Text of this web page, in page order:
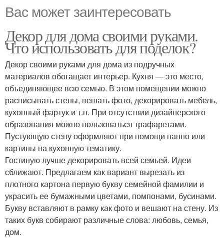
Вас может заинтересовать
Декор для дома своими руками.
Что использовать для поделок?
Декор своими руками для дома из подручных
материалов обогащает интерьер. Кухня — это место,
объединяющее всю семью. В этом помещении можно
расписывать стены, вешать фото, декорировать мебель,
кухонный фартук и т.п. При отсутствии дизайнерского
образования можно пользоваться трафаретами.
Пустующую стену оформляют при помощи панно или
картины на кухонную тематику.
Гостиную лучше декорировать всей семьей. Идеи
сближают. Предлагаем как вариант вырезать из
плотного картона первую букву семейной фамилии и
украсить ее бумажными цветами, помпонами, бусинами.
Букву вставляют в рамку как фото и вешают на стену. Из
таких букв собирают различные слова: любовь, семья,
дом.